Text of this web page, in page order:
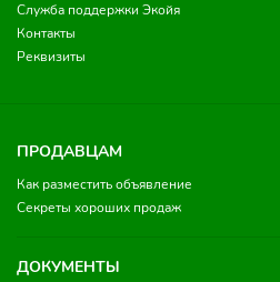
Служба поддержки Экойя
Контакты
Реквизиты
ПРОДАВЦАМ
Как разместить объявление
Секреты хороших продаж
ДОКУМЕНТЫ